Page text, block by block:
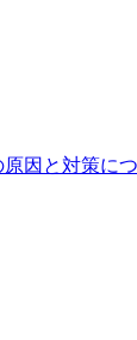
因と対策に